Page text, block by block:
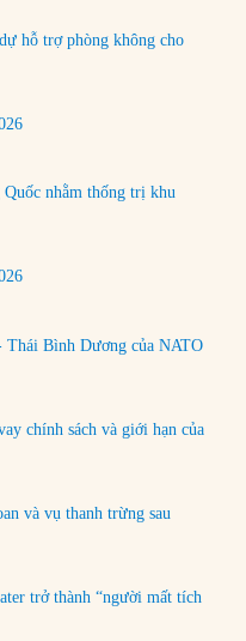
hỗ trợ phòng không cho
nhằm thống trị khu
Bình Dương của NATO
chính sách và giới hạn của
và vụ thanh trừng sau
trở thành “người mất tích